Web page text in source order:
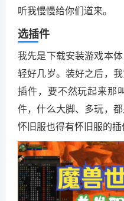
听我慢慢给你们道来。
选插件
我先是下载安装游戏本
轻好几岁。装好之后，
插件，要不然玩起来那
件，什么大脚、多玩，
怀旧服也得有怀旧服的插